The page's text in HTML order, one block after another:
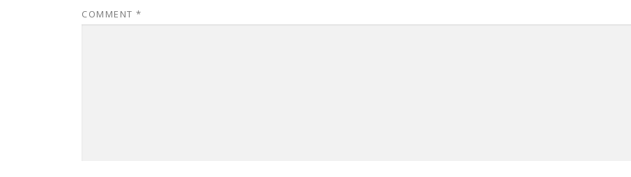
COMMENT *